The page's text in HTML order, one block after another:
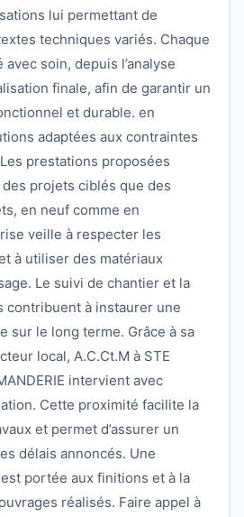
lui permettant de
techniques variés. Chaque
soin, depuis l’analyse
finale, afin de garantir un
et durable. en
adaptées aux contraintes
prestations proposées
projets ciblés que des
en neuf comme en
veille à respecter les
à utiliser des matériaux
Le suivi de chantier et la
contribuent à instaurer une
sur le long terme. Grâce à sa
local, A.C.Ct.M à STE
intervient avec
Cette proximité facilite la
et permet d’assurer un
délais annoncés. Une
portée aux finitions et à la
réalisés. Faire appel à